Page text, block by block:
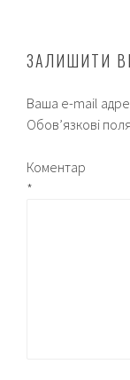
ЗАЛИШИТИ
Ваша e-mail
Обов’язкові
Коментар
*